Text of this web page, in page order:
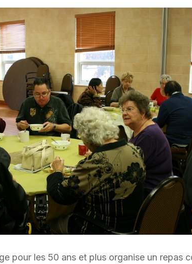
pour les 50 ans et plus organise un repas